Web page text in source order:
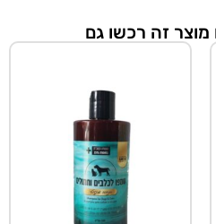
זה רכשו גם